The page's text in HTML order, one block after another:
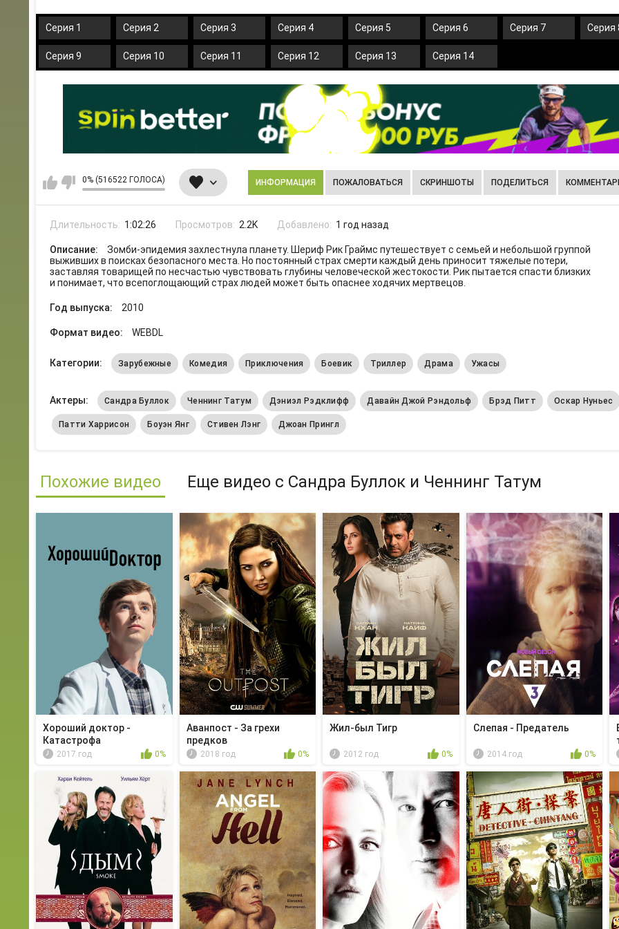
Серия 1 Серия 2 Серия 3 Серия 4 Серия 5 Серия 6 Серия 7 Серия
Серия 9 Серия 10 Серия 11 Серия 12 Серия 13 Серия 14
0% (516522 ГОЛОСА) ИНФОРМАЦИЯ ПОЖАЛОВАТЬСЯ СКРИНШОТЫ ПОДЕЛИТЬСЯ
Длительность: 1:02:26 Просмотров: 2.2K Добавлено: 1 год назад
Описание:
Зомби-эпидемия захлестнула планету. Шериф Рик Граймс путешествует с семьей и небольшой группой
выживших в поисках безопасного места. Но постоянный страх смерти каждый день приносит тяжелые потери,
заставляя товарищей по несчастью чувствовать глубины человеческой жестокости. Рик пытается спасти близких
и понимает, что всепоглощающий страх людей может быть опаснее ходячих мертвецов.
Год выпуска: 2010
Формат видео: WEBDL
Категории: Зарубежные Комедия Приключения Боевик Триллер Драма Ужасы
Актеры: Сандра Буллок Ченнинг Татум Дэниэл Рэдклифф Давайн Джой Рэндольф Брэд Питт Оскар Нуньес
Патти Харрисон Боуэн Янг Стивен Лэнг Джоан Прингл
Похожие видео Еще видео с Сандра Буллок и Ченнинг Татум
Хороший доктор -
Катастрофа
2017 год 0%
Аванпост - За грехи
предков
2018 год 0%
Жил-был Тигр
2012 год 0%
Слепая - Предатель
2014 год 0%